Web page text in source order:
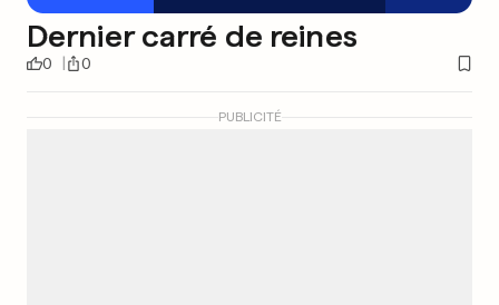
Dernier carré de reines
0 0
PUBLICITÉ